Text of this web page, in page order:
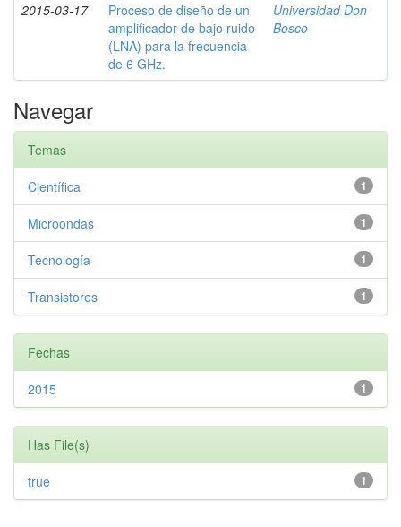
2015-03-17
Proceso de diseño de un
amplificador de bajo ruido
(LNA) para la frecuencia
de 6 GHz.
Universidad Don
Bosco
Navegar
Temas
1
Científica
1
Microondas
1
Tecnología
1
Transistores
Fechas
1
2015
Has File(s)
1
true